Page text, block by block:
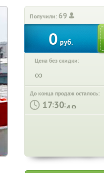
Получили: 69
0 руб.
Цена без скидки:
∞
До конца продаж осталось:
: :